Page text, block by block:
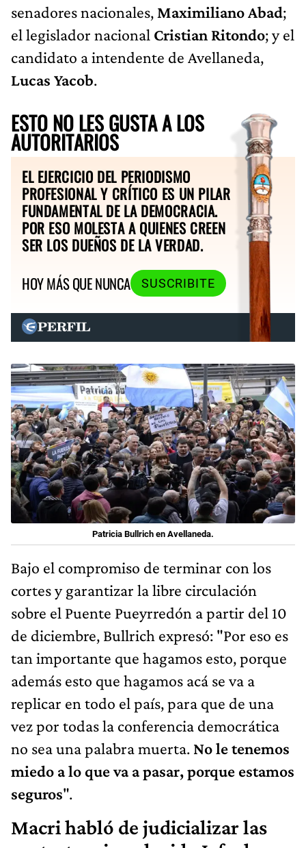
senadores nacionales, Maximiliano Abad;
el legislador nacional Cristian Ritondo; y el
candidato a intendente de Avellaneda,
Lucas Yacob.
ESTO NO LES GUSTA A LOS
AUTORITARIOS
EL EJERCICIO DEL PERIODISMO
PROFESIONAL Y CRÍTICO ES UN PILAR
FUNDAMENTAL DE LA DEMOCRACIA.
POR ESO MOLESTA A QUIENES CREEN
SER LOS DUEÑOS DE LA VERDAD.
HOY MÁS QUE NUNCA
SUSCRIBITE
Patricia Bullrich en Avellaneda.
Bajo el compromiso de terminar con los
cortes y garantizar la libre circulación
sobre el Puente Pueyrredón a partir del 10
de diciembre, Bullrich expresó: "Por eso es
tan importante que hagamos esto, porque
además esto que hagamos acá se va a
replicar en todo el país, para que de una
vez por todas la conferencia democrática
no sea una palabra muerta. No le tenemos
miedo a lo que va a pasar, porque estamos
seguros".
Macri habló de judicializar las